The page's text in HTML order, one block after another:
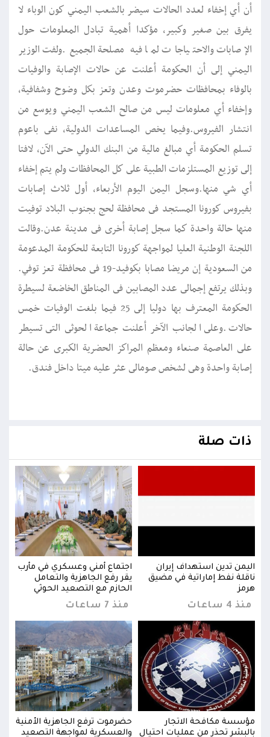
أن أي إخفاء لعدد الحالات سيضر بالشعب اليمني كون الوباء لا
يفرق بين صغير وكبير، مؤكدا أهمية تبادل المعلومات حول
الإصابات والاحتياجات لما فيه مصلحة الجميع.ولفت الوزير
اليمني إلى أن الحكومة أعلنت عن حالات الإصابة والوفيات
بالوفاء بمحافظات حضرموت وعدن وتعز بكل وضوح وشفافية،
وإخفاء أي معلومات ليس من صالح الشعب اليمني ويوسع من
انتشار الفيروس.وفيما يخص المساعدات الدولية، نفى باعوم
تسلم الحكومة أي مبالغ مالية من البنك الدولي حتى الآن، لافتا
إلى توزيع المستلزمات الطبية على كل المحافظات ولم يتم إخفاء
أي شي منها.وسجل اليمن اليوم الأربعاء، أول ثلاث إصابات
بفيروس كورونا المستجد فى محافظة لحج بجنوب البلاد توفيت
منها حالة واحدة كما سجل إصابة أخرى فى مدينة عدن.وقالت
اللجنة الوطنية العليا لمواجهة كورونا التابعة للحكومة المدعومة
من السعودية إن مريضا مصابا بكوفيد-19 فى محافظة تعز توفي.
وبذلك يرتفع إجمالى عدد المصابين فى المناطق الخاضعة لسيطرة
الحكومة المعترف بها دوليا إلى 25 فيما بلغت الوفيات خمس
حالات.وعلى الجانب الآخر أعلنت جماعة الحوثى التى تسيطر
على العاصمة صنعاء ومعظم المراكز الحضرية الكبرى عن حالة
إصابة واحدة وهى لشخص صومالى عثر عليه ميتا داخل فندق.
ذات صلة
اليمن تدين استهداف إيران
ناقلة نفط إماراتية في مضيق
هرمز
منذ 4 ساعات
اجتماع أمني وعسكري في مأرب
يقر رفع الجاهزية والتعامل
الحازم مع التصعيد الحوثي
منذ 7 ساعات
مؤسسة مكافحة الاتجار
بالبشر تحذر من عمليات احتيال
حضرموت ترفع الجاهزية الأمنية
والعسكرية لمواجهة التصعيد